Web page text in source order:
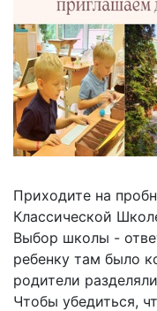
Приходите на
Классической
Выбор школы -
ребенку там было
родители
Чтобы убедиться,